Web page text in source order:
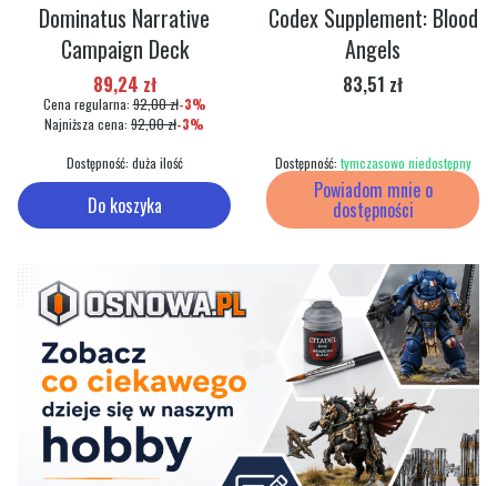
Do koszyka
Dominatus Narrative
Campaign Deck
Cena promocyjna
89,24 zł
Cena regularna: 92,00 zł-3%
Najniższa cena: 92,00 zł-3%
Dostępność: duża ilość
Powiadom mnie o
dostępności
Codex Supplement: Blood
Angels
Cena
83,51 zł
Dostępność: tymczasowo niedostępny